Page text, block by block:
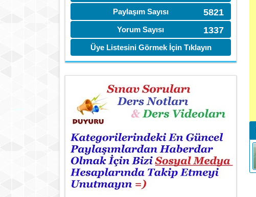
5821
Paylaşım Sayısı
1337
Yorum Sayısı
Üye Listesini Görmek İçin Tıklayın